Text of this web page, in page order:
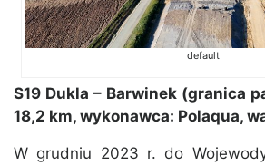
default
S19 Dukla – Barwinek (granica
18,2 km, wykonawca: Polaqua,
W grudniu 2023 r. do